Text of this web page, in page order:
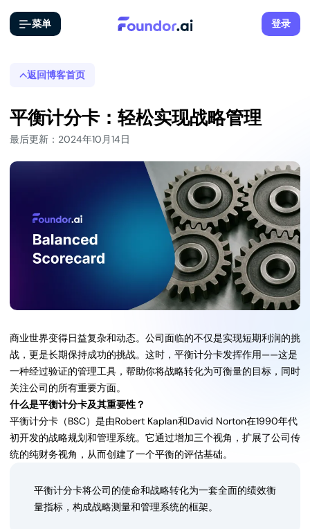
菜单 登录
返回博客首页
平衡计分卡：轻松实现战略管理
最后更新：2024年10月14日
商业世界变得日益复杂和动态。公司面临的不仅是实现短期利润的挑
战，更是长期保持成功的挑战。这时，平衡计分卡发挥作用——这是
一种经过验证的管理工具，帮助你将战略转化为可衡量的目标，同时
关注公司的所有重要方面。
什么是平衡计分卡及其重要性？
平衡计分卡（BSC）是由Robert Kaplan和David Norton在1990年代
初开发的战略规划和管理系统。它通过增加三个视角，扩展了公司传
统的纯财务视角，从而创建了一个平衡的评估基础。
平衡计分卡将公司的使命和战略转化为一套全面的绩效衡
量指标，构成战略测量和管理系统的框架。